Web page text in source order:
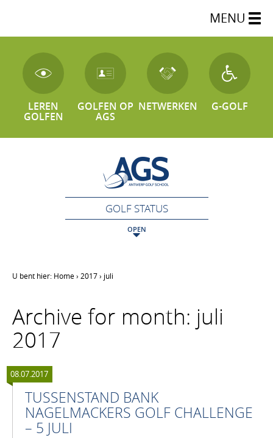
MENU
LEREN
GOLFEN
GOLFEN OP
AGS
NETWERKEN G-GOLF
GOLF STATUS
OPEN
U bent hier: Home› 2017› juli
Archive for month: juli
2017
08.07.2017
TUSSENSTAND BANK
NAGELMACKERS GOLF CHALLENGE
– 5 JULI